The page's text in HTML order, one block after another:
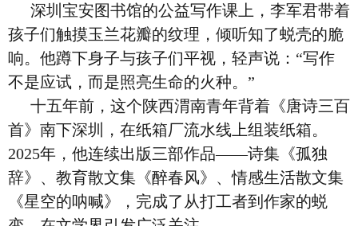
深圳宝安图书馆的公益写作课上，李军君带着
孩子们触摸玉兰花瓣的纹理，倾听知了蜕壳的脆
响。他蹲下身子与孩子们平视，轻声说：“写作
不是应试，而是照亮生命的火种。”
十五年前，这个陕西渭南青年背着《唐诗三百
首》南下深圳，在纸箱厂流水线上组装纸箱。
2025年，他连续出版三部作品——诗集《孤独
辞》、教育散文集《醉春风》、情感生活散文集
《星空的呐喊》，完成了从打工者到作家的蜕